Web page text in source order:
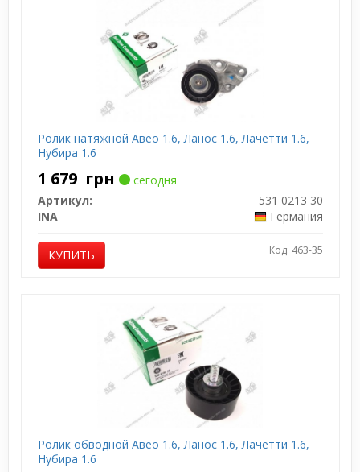
Ролик натяжной Авео 1.6, Ланос 1.6, Лачетти 1.6,
Нубира 1.6
1 679 грн
сегодня
Артикул:
531 0213 30
INA
Германия
КУПИТЬ Код: 463-35
Ролик обводной Авео 1.6, Ланос 1.6, Лачетти 1.6,
Нубира 1.6